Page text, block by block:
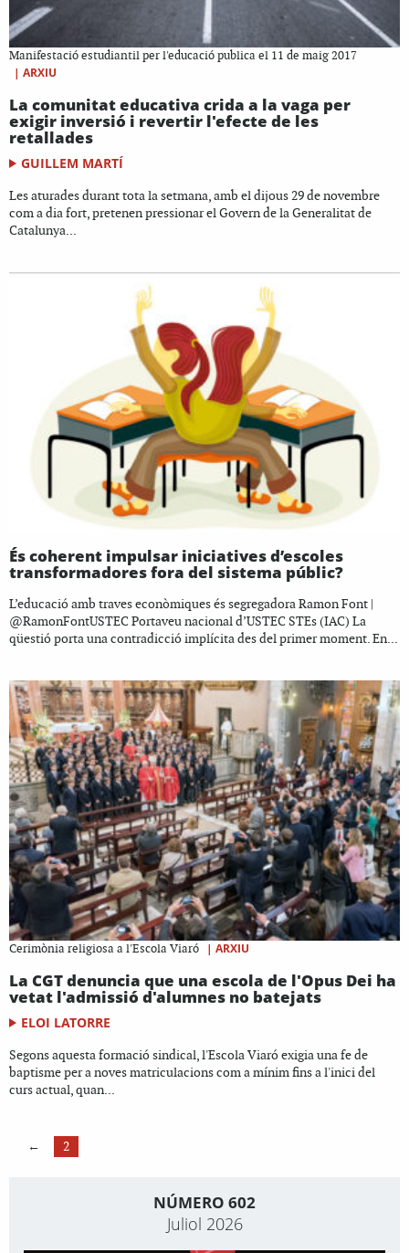
Manifestació estudiantil per l'educació publica el 11 de maig 2017
| ARXIU
La comunitat educativa crida a la vaga per
exigir inversió i revertir l'efecte de les
retallades
GUILLEM MARTÍ
Les aturades durant tota la setmana, amb el dijous 29 de novembre
com a dia fort, pretenen pressionar el Govern de la Generalitat de
Catalunya...
És coherent impulsar iniciatives d’escoles
transformadores fora del sistema públic?
L’educació amb traves econòmiques és segregadora Ramon Font |
@RamonFontUSTEC Portaveu nacional d’USTEC STEs (IAC) La
qüestió porta una contradicció implícita des del primer moment. En...
Cerimònia religiosa a l'Escola Viaró | ARXIU
La CGT denuncia que una escola de l'Opus Dei ha
vetat l'admissió d'alumnes no batejats
ELOI LATORRE
Segons aquesta formació sindical, l'Escola Viaró exigia una fe de
baptisme per a noves matriculacions com a mínim fins a l'inici del
curs actual, quan...
← 2
NÚMERO 602
Juliol 2026